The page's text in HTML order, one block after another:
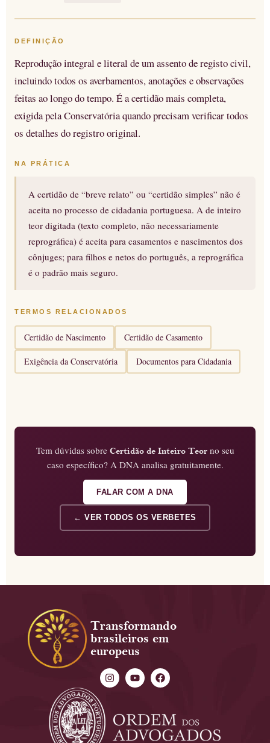
DEFINIÇÃO
Reprodução integral e literal de um assento de registo civil,
incluindo todos os averbamentos, anotações e observações
feitas ao longo do tempo. É a certidão mais completa,
exigida pela Conservatória quando precisam verificar todos
os detalhes do registro original.
NA PRÁTICA
A certidão de “breve relato” ou “certidão simples” não é
aceita no processo de cidadania portuguesa. A de inteiro
teor digitada (texto completo, não necessariamente
reprográfica) é aceita para casamentos e nascimentos dos
cônjuges; para filhos e netos do português, a reprográfica
é o padrão mais seguro.
TERMOS RELACIONADOS
Certidão de Nascimento Certidão de Casamento
Exigência da Conservatória Documentos para Cidadania
Tem dúvidas sobre Certidão de Inteiro Teorno seu
caso específico? A DNA analisa gratuitamente.
FALAR COM A DNA
← VER TODOS OS VERBETES
Transformando
brasileiros em
europeus